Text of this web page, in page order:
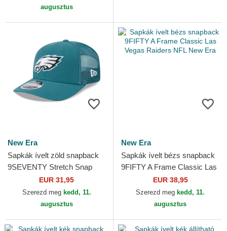
augusztus
New Era
Sapkák ívelt zöld snapback
9SEVENTY Stretch Snap
Evergreen Philadelphia
Eagles NFL New Era
EUR 31,95
Szerezd meg kedd, 11.
augusztus
New Era
Sapkák ívelt bézs snapback
9FIFTY A Frame Classic Las
Vegas Raiders NFL New Era
EUR 38,95
Szerezd meg kedd, 11.
augusztus